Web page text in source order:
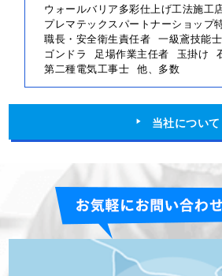
ウォールバリア多彩仕上げ工法施工
プレマテックスパートナーショップ
職長・安全衛生責任者 一級鳶技能士
ゴンドラ
足場作業主任者 玉掛け
第二種電気工事士 他、多数
当社について